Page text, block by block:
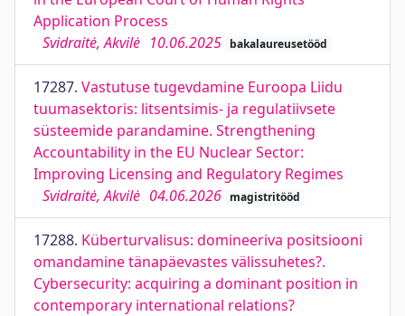
Application Process
Svidraitė, Akvilė 10.06.2025 bakalaureusetööd
17287. Vastutuse tugevdamine Euroopa Liidu
tuumasektoris: litsentsimis- ja regulatiivsete
süsteemide parandamine. Strengthening
Accountability in the EU Nuclear Sector:
Improving Licensing and Regulatory Regimes
Svidraitė, Akvilė 04.06.2026 magistritööd
17288. Küberturvalisus: domineeriva positsiooni
omandamine tänapäevastes välissuhetes?.
Cybersecurity: acquiring a dominant position in
contemporary international relations?